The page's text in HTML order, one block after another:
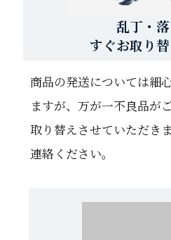
乱丁・
すぐお取り
商品の発送については細
ますが、万が一不良品が
取り替えさせていただき
連絡ください。